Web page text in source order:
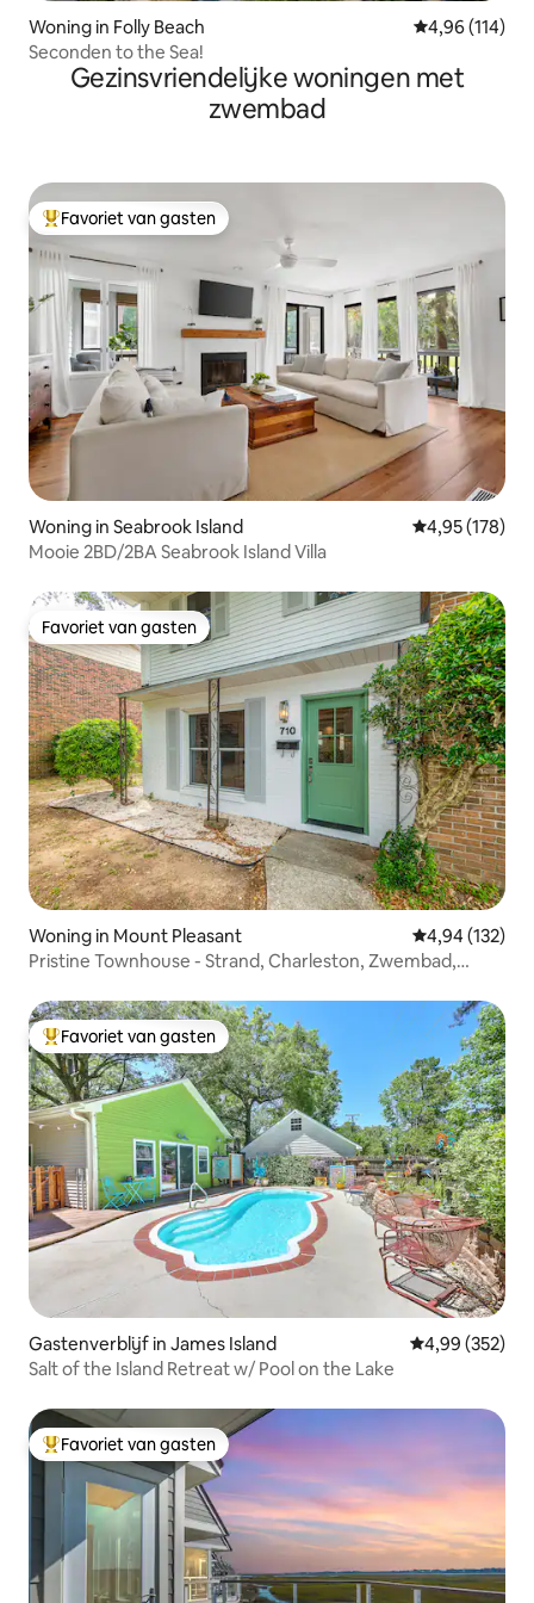
Woning in Folly Beach Gemiddelde
4,96 (114)
Seconden to the Sea!
Gezinsvriendelijke woningen met
zwembad
Topfavoriet van gasten
Favoriet van gasten
Woning in Seabrook Island Gemiddelde
4,95 (178)
Mooie 2BD/2BA Seabrook Island Villa
Favoriet van gasten
Favoriet van gasten
Woning in Mount Pleasant Gemiddelde
4,94 (132)
Pristine Townhouse - Strand, Charleston, Zwembad,
Topfavoriet van gasten
Favoriet van gasten
Gastenverblijf in James Island Gemiddelde
4,99 (352)
Salt of the Island Retreat w/ Pool on the Lake
Topfavoriet van gasten
Favoriet van gasten